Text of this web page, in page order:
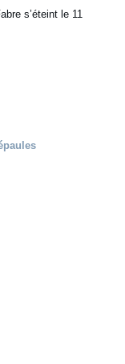
s’éteint le 11